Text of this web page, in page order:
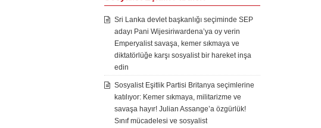
Sri Lanka devlet başkanlığı seçiminde SEP
adayı Pani Wijesiriwardena’ya oy verin
Emperyalist savaşa, kemer sıkmaya ve
diktatörlüğe karşı sosyalist bir hareket inşa
edin
Sosyalist Eşitlik Partisi Britanya seçimlerine
katılıyor: Kemer sıkmaya, militarizme ve
savaşa hayır! Julian Assange’a özgürlük!
Sınıf mücadelesi ve sosyalist